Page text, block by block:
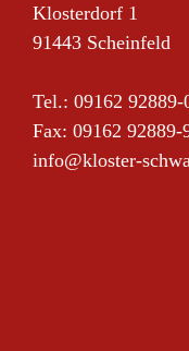
Klosterdorf 1
91443 Scheinfeld
Tel.: 09162 92889-
Fax: 09162 92889-
info@kloster-